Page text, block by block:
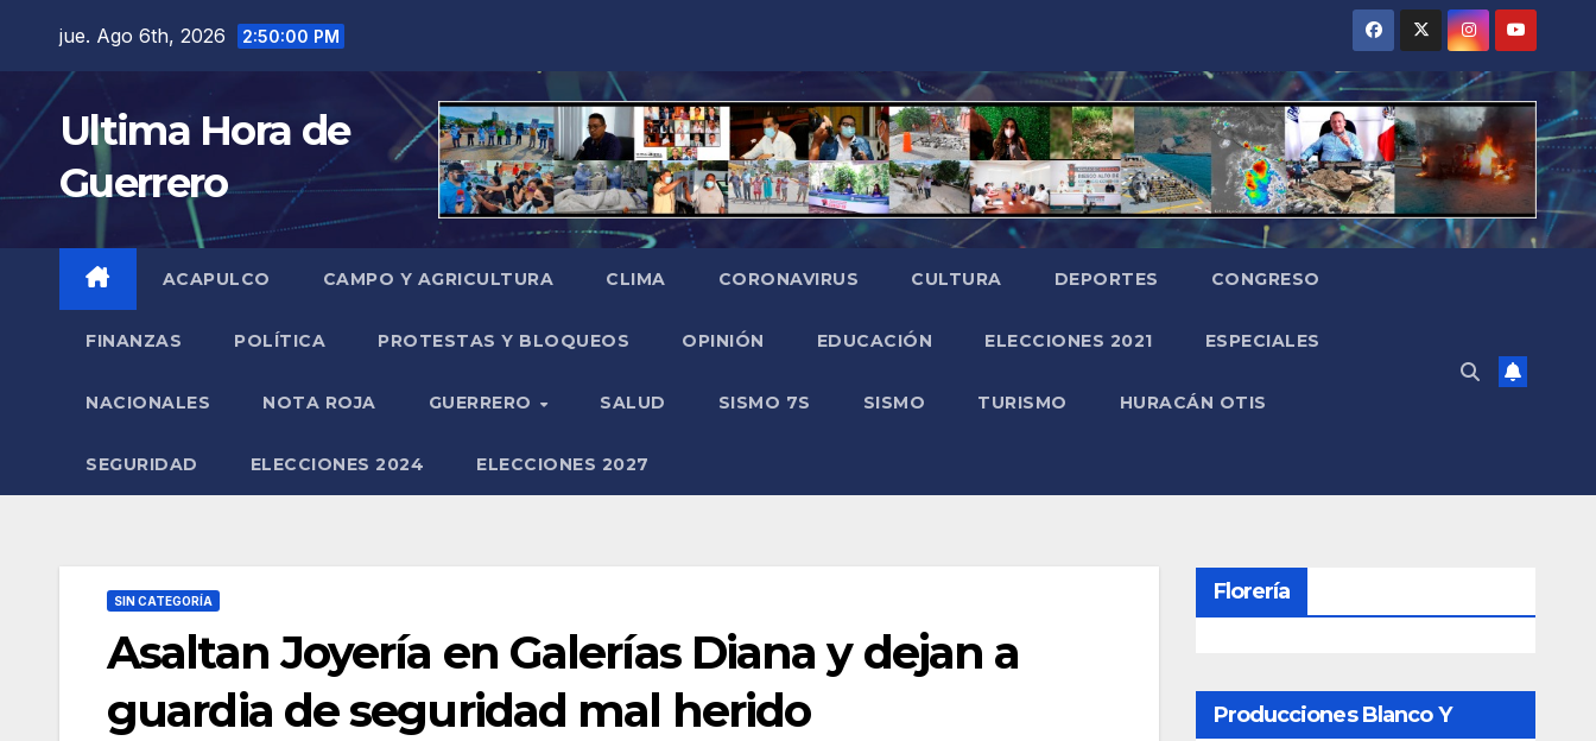
contenido
jue. Ago 6th, 2026 2:50:01 PM
Ultima Hora de
Guerrero
ACAPULCO CAMPO Y AGRICULTURA CLIMA CORONAVIRUS CULTURA DEPORTES CONGRESO
FINANZAS POLÍTICA PROTESTAS Y BLOQUEOS OPINIÓN EDUCACIÓN ELECCIONES 2021 ESPECIALES
NACIONALES NOTA ROJA GUERRERO SALUD SISMO 7S SISMO TURISMO HURACÁN OTIS
SEGURIDAD ELECCIONES 2024 ELECCIONES 2027
SIN CATEGORÍA
Asaltan Joyería en Galerías Diana y dejan a
guardia de seguridad mal herido
Florería
Producciones Blanco Y